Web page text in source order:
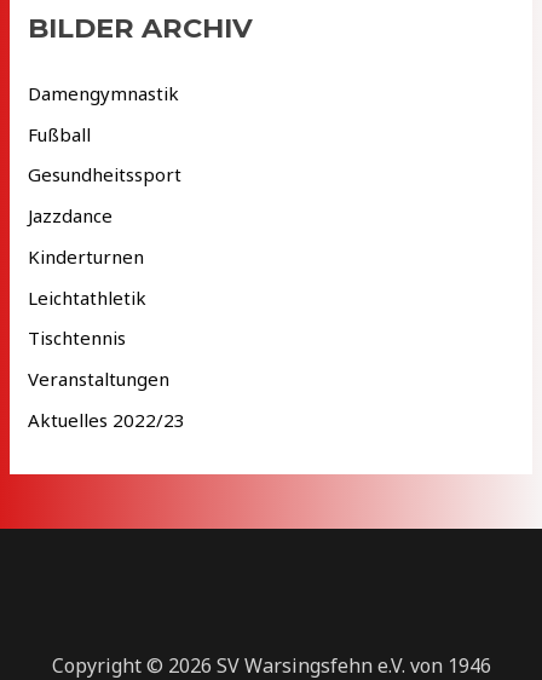
iBILDER ARCHIV
Damengymnastik
Fußball
Gesundheitssport
Jazzdance
Kinderturnen
Leichtathletik
Tischtennis
Veranstaltungen
Aktuelles 2022/23
Copyright © 2026 SV Warsingsfehn e.V. von 1946